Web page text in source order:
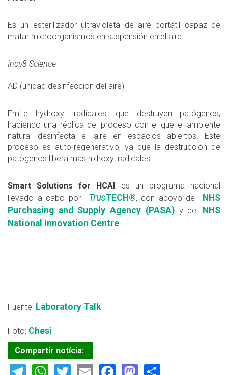
Es un esterilizador ultravioleta de aire portátil capaz de
matar microorganismos en suspensión en el aire.
Inov8 Science
AD (unidad desinfeccion del aire)
Emite hydroxyl radicales, que destruyen patógenos,
haciendo una réplica del proceso con el que el ambiente
natural desinfecta el aire en espacios abiertos. Este
proceso es auto-regenerativo, ya que la destrucción de
patógenos libera más hidroxyl radicales.
Smart Solutions for HCAI
es un programa nacional
llevado a cabo por TrusTECH ®, con apoyo de
NHS
Purchasing and Supply Agency (PASA)y del
NHS
National Innovation Centre .
Fuente: Laboratory Talk
Foto: Chesi
Compartir notícia:
Telegram
WhatsApp
TwitterEmailFacebook
Mastodon